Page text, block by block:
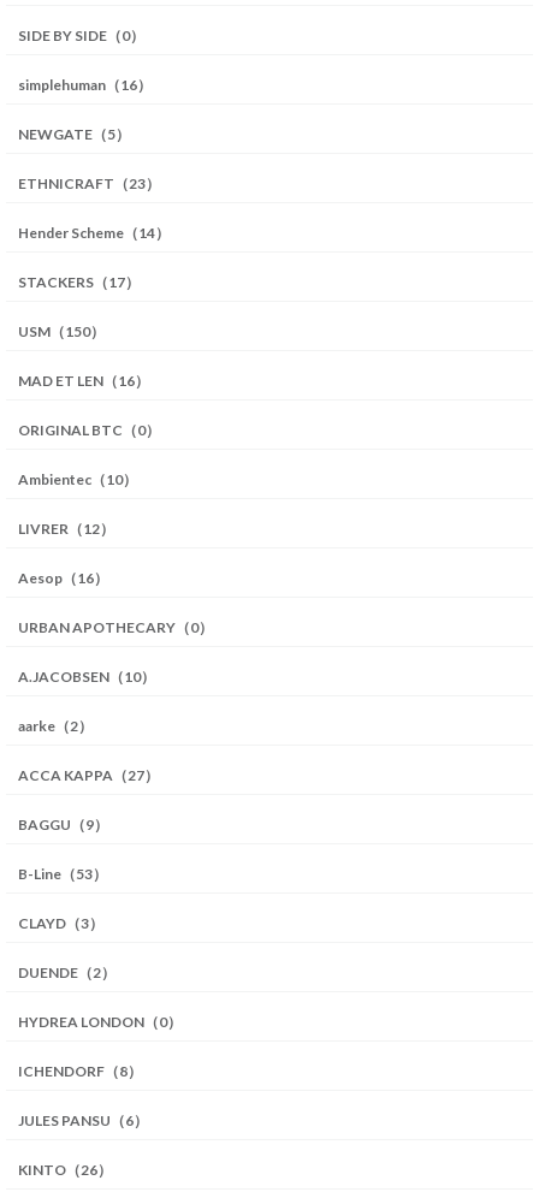
SIDE BY SIDE（0）
simplehuman（16）
NEWGATE（5）
ETHNICRAFT（23）
Hender Scheme（14）
STACKERS（17）
USM（150）
MAD ET LEN（16）
ORIGINAL BTC（0）
Ambientec（10）
LIVRER（12）
Aesop（16）
URBAN APOTHECARY（0）
A.JACOBSEN（10）
aarke（2）
ACCA KAPPA（27）
BAGGU（9）
B-Line（53）
CLAYD（3）
DUENDE（2）
HYDREA LONDON（0）
ICHENDORF（8）
JULES PANSU（6）
KINTO（26）